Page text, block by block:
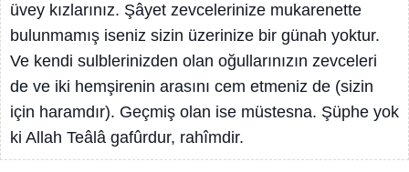
üvey kızlarınız. Şâyet zevcelerinize mukarenette
bulunmamış iseniz sizin üzerinize bir günah yoktur.
Ve kendi sulblerinizden olan oğullarınızın zevceleri
de ve iki hemşirenin arasını cem etmeniz de (sizin
için haramdır). Geçmiş olan ise müstesna. Şüphe yok
ki Allah Teâlâ gafûrdur, rahîmdir.